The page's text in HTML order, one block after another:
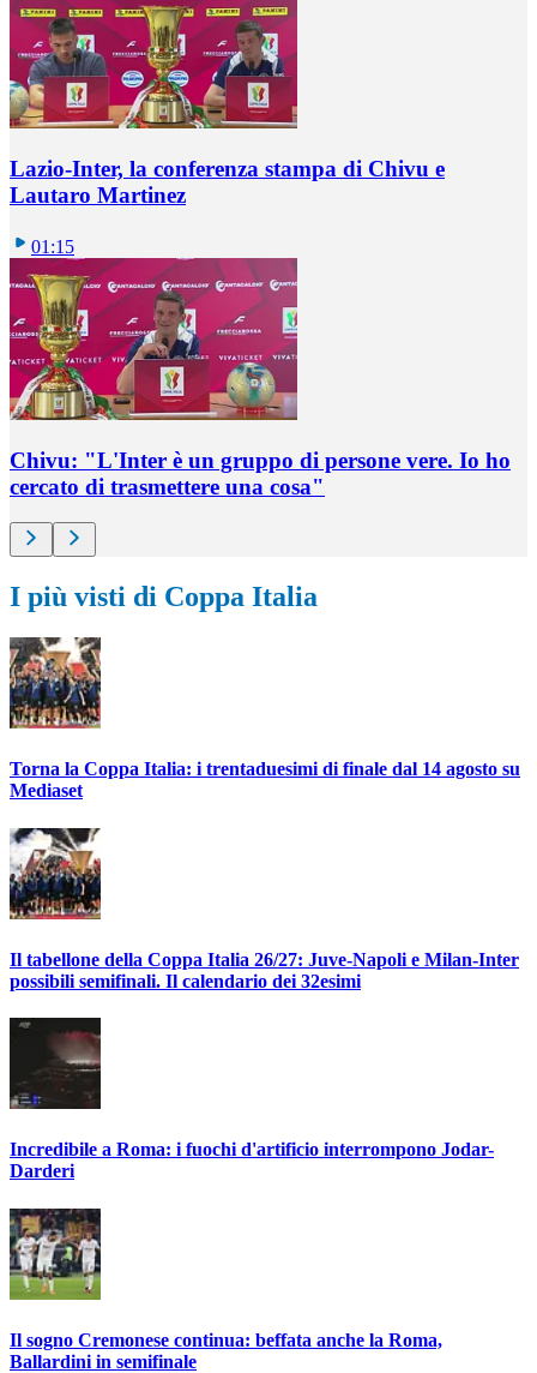
Lazio-Inter, la conferenza stampa di Chivu e
Lautaro Martinez
01:15
Chivu: "L'Inter è un gruppo di persone vere. Io ho
cercato di trasmettere una cosa"
I più visti di Coppa Italia
Torna la Coppa Italia: i trentaduesimi di finale dal 14 agosto su
Mediaset
Il tabellone della Coppa Italia 26/27: Juve-Napoli e Milan-Inter
possibili semifinali. Il calendario dei 32esimi
Incredibile a Roma: i fuochi d'artificio interrompono Jodar-
Darderi
Il sogno Cremonese continua: beffata anche la Roma,
Ballardini in semifinale